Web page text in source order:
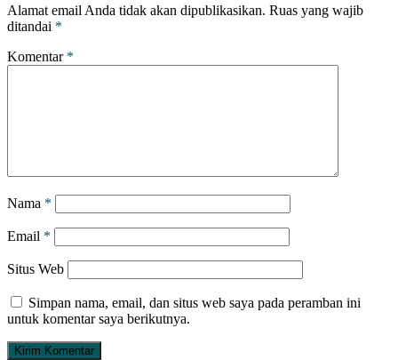
Alamat email Anda tidak akan dipublikasikan. Ruas yang wajib
ditandai *
Komentar *
Nama *
Email *
Situs Web
Simpan nama, email, dan situs web saya pada peramban ini
untuk komentar saya berikutnya.